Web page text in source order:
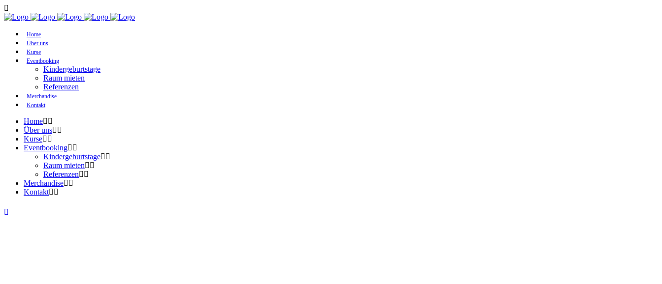
Home
Über uns
Kurse
Eventbooking
Kindergeburtstage
Raum mieten
Referenzen
Merchandise
Kontakt
Home
Über uns
Kurse
Eventbooking
Kindergeburtstage
Raum mieten
Referenzen
Merchandise
Kontakt